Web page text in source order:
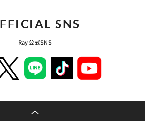
SNS
Ray 公式SNS